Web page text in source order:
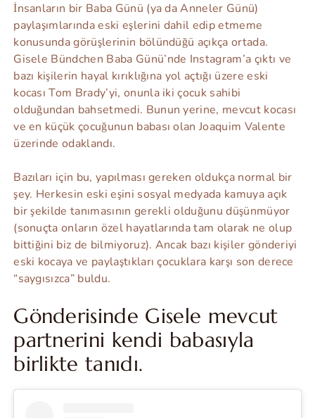
İnsanların bir Baba Günü (ya da Anneler Günü)
paylaşımlarında eski eşlerini dahil edip etmeme
konusunda görüşlerinin bölündüğü açıkça ortada.
Gisele Bündchen Baba Günü’nde Instagram’a çıktı ve
bazı kişilerin hayal kırıklığına yol açtığı üzere eski
kocası Tom Brady’yi, onunla iki çocuk sahibi
olduğundan bahsetmedi. Bunun yerine, mevcut kocası
ve en küçük çocuğunun babası olan Joaquim Valente
üzerinde odaklandı.
Bazıları için bu, yapılması gereken oldukça normal bir
şey. Herkesin eski eşini sosyal medyada kamuya açık
bir şekilde tanımasının gerekli olduğunu düşünmüyor
(sonuçta onların özel hayatlarında tam olarak ne olup
bittiğini biz de bilmiyoruz). Ancak bazı kişiler gönderiyi
eski kocaya ve paylaştıkları çocuklara karşı son derece
“saygısızca” buldu.
Gönderisinde Gisele mevcut
partnerini kendi babasıyla
birlikte tanıdı.